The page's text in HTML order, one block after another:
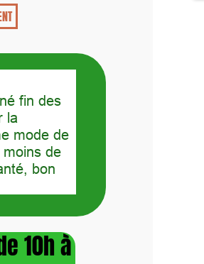
fin des
la
mode de
de
bon
10h à